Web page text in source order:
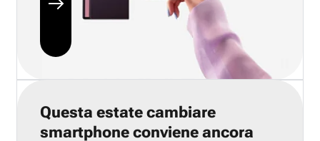
Questa estate cambiare
smartphone conviene ancora